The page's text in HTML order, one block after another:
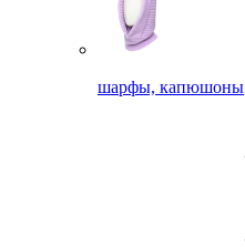
шарфы, капюшоны